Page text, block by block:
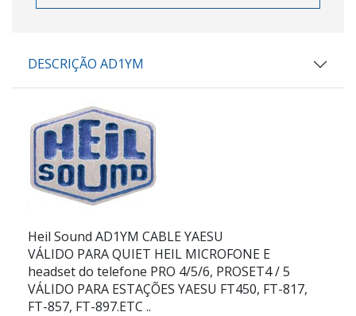
DESCRIÇÃO AD1YM
Heil Sound AD1YM CABLE YAESU
VÁLIDO PARA QUIET HEIL MICROFONE E
headset do telefone PRO 4/5/6, PROSET4 / 5
VÁLIDO PARA ESTAÇÕES YAESU FT450, FT-817,
FT-857, FT-897.ETC ..